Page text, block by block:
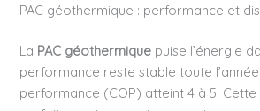
PAC géothermique : performance et
La PAC géothermique puise l’énergie
performance reste stable toute
performance (COP) atteint 4 à 5.